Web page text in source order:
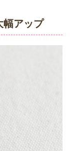
幅アップ